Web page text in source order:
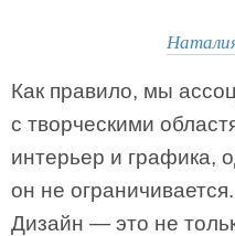
Как правило, мы
с творческими
интерьер и графика,
он не
Дизайн — это не